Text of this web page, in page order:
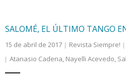
Editorial
Nacional
SALOMÉ, EL ÚLTIMO TANGO
15 de abril de 2017 Revista Siempre!
Atanasio Cadena, Nayelli Acevedo,